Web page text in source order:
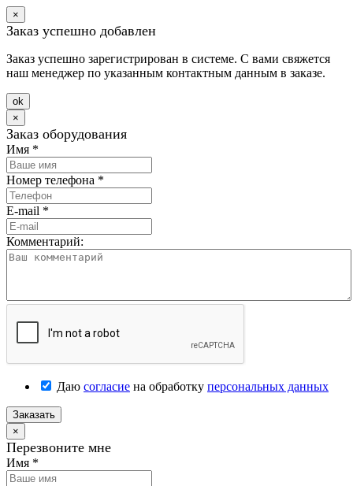
×
Заказ успешно добавлен
Заказ успешно зарегистрирован в системе. С вами свяжется
наш менеджер по указанным контактным данным в заказе.
оk
×
Заказ оборудования
Имя *
Номер телефона *
E-mail *
Комментарий:
Даю согласие на обработку персональных данных
Заказать
×
Перезвоните мне
Имя *